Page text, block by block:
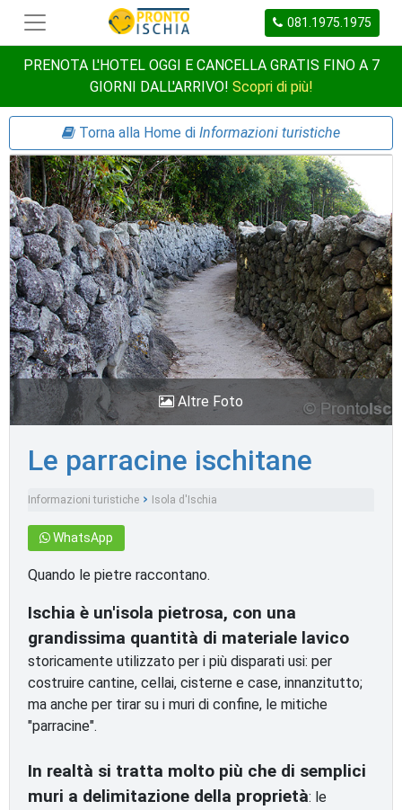
081.1975.1975
PRENOTA L'HOTEL OGGI E CANCELLA GRATIS FINO A 7
GIORNI DALL'ARRIVO! Scopri di più!
Torna alla Home di Informazioni turistiche
Altre Foto
Le parracine ischitane
Informazioni turistiche
Isola d'Ischia
WhatsApp
Quando le pietre raccontano.
Ischia è un'isola pietrosa, con una
grandissima quantità di materiale lavico
storicamente utilizzato per i più disparati usi: per
costruire cantine, cellai, cisterne e case, innanzitutto;
ma anche per tirar su i muri di confine, le mitiche
"parracine".
In realtà si tratta molto più che di semplici
muri a delimitazione della proprietà: le